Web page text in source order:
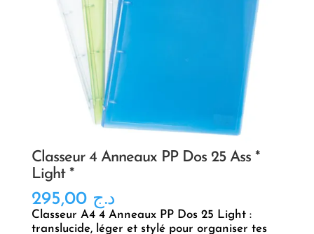
Classeur 4 Anneaux PP Dos 25 Ass *
Light *
د.ج 295,00
Classeur A4 4 Anneaux PP Dos 25 Light :
translucide, léger et stylé pour organiser tes